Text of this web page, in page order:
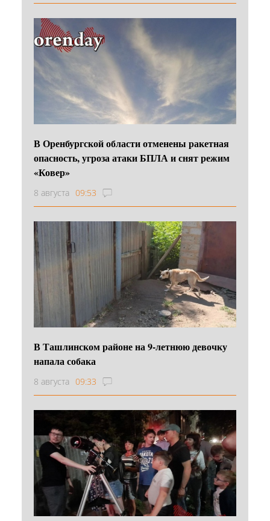
В Оренбургской области отменены ракетная
опасность, угроза атаки БПЛА и снят режим
«Ковер»
8 августа 09:53
В Ташлинском районе на 9-летнюю девочку
напала собака
8 августа 09:33